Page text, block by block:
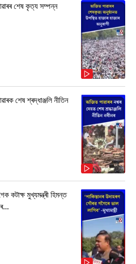
শেষ কৃত্য সম্পন্ন
শেষ শ্ৰদ্ধাঞ্জলি নীতিন
কটাক্ষ মুখ্যমন্ত্ৰী হিমন্ত